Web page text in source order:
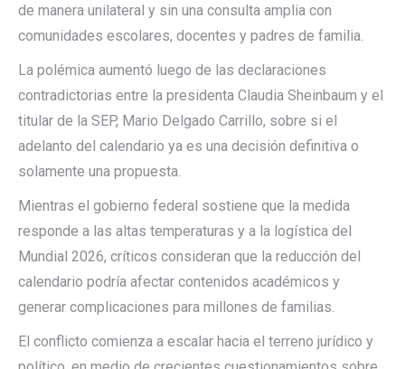
de manera unilateral y sin una consulta amplia con
comunidades escolares, docentes y padres de familia.
La polémica aumentó luego de las declaraciones
contradictorias entre la presidenta Claudia Sheinbaum y el
titular de la SEP, Mario Delgado Carrillo, sobre si el
adelanto del calendario ya es una decisión definitiva o
solamente una propuesta.
Mientras el gobierno federal sostiene que la medida
responde a las altas temperaturas y a la logística del
Mundial 2026, críticos consideran que la reducción del
calendario podría afectar contenidos académicos y
generar complicaciones para millones de familias.
El conflicto comienza a escalar hacia el terreno jurídico y